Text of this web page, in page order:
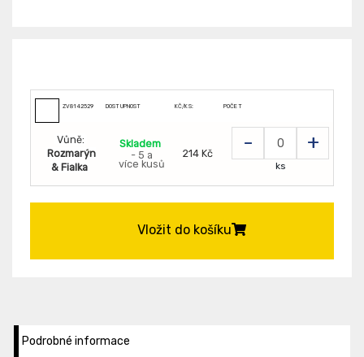
ZV8142529 DOSTUPNOST KČ/KS: POČET
Vůně:
Rozmarýn
& Fialka
Skladem
- 5 a
více kusů
214 Kč - +
ks
Vložit do košíku
Podrobné informace